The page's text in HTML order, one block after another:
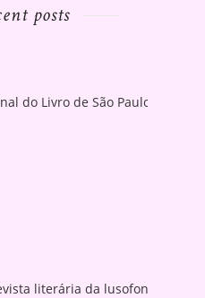
posts
do Livro de São Paulo
literária da lusofonia